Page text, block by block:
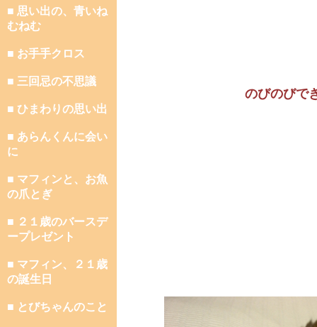
■ 思い出の、青いね
むねむ
■ お手手クロス
■ 三回忌の不思議
■ ひまわりの思い出
■ あらんくんに会い
に
■ マフィンと、お魚
の爪とぎ
■ ２１歳のバースデ
ープレゼント
■ マフィン、２１歳
の誕生日
■ とびちゃんのこと
のびのびで